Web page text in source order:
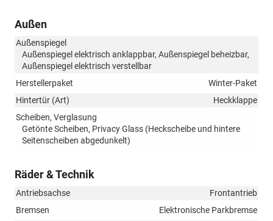
Außen
Außenspiegel
Außenspiegel elektrisch anklappbar, Außenspiegel beheizbar,
Außenspiegel elektrisch verstellbar
Herstellerpaket
Winter-Paket
Hintertür (Art)
Heckklappe
Scheiben, Verglasung
Getönte Scheiben, Privacy Glass (Heckscheibe und hintere
Seitenscheiben abgedunkelt)
Räder & Technik
Antriebsachse
Frontantrieb
Bremsen
Elektronische Parkbremse